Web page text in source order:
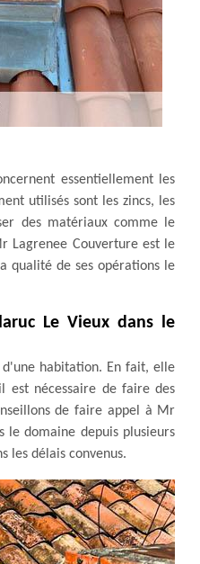
essentiellement les
utilisés sont les zincs, les
des matériaux comme le
Lagrenee Couverture est le
qualité de ses opérations le
Le Vieux dans le
habitation. En fait, elle
est nécessaire de faire des
de faire appel à Mr
le domaine depuis plusieurs
les délais convenus.